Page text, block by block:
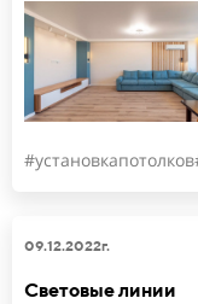
09.12.2022г.
Световые линии